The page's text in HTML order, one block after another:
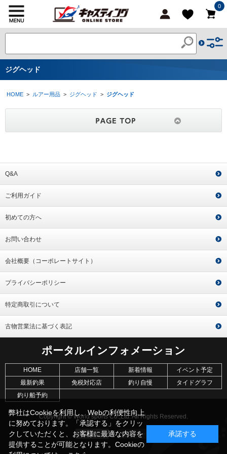
0
ジグヘッド
HOME > ルアー用品 > ジグヘッド > ジグヘッド
Q&A
ご利用ガイド
初めての方へ
お問い合わせ
会社概要（コーポレートサイト）
プライバシーポリシー
特定商取引について
古物営業法に基づく表記
ポータルインフォメーション
HOME 店舗一覧 新着情報
イベント予定
最新釣果
免税対応店 釣り自慢
タイドグラフ
釣り船予約
Copyright © World sports Co.,Ltd. All Rights Reserved.
弊社はCookieを利用し、Webの利便性向上
に努めております。「承認する」をクリッ
クしていただくと、お客様に最適な内容を
提供することが可能となります。Cookieの
承諾する